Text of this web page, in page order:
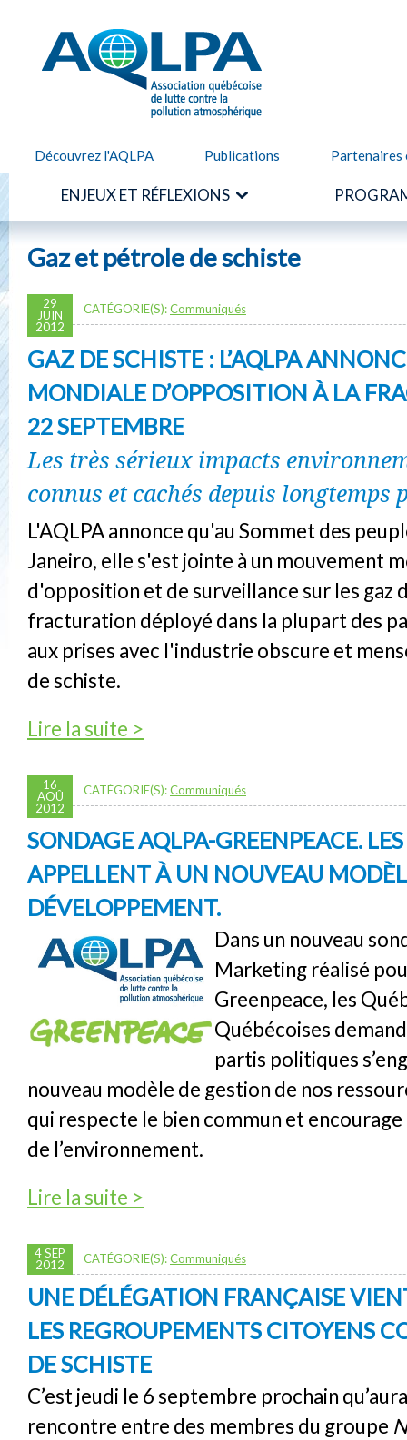
AQLPA
Découvrez l'AQLPA Publications Partenaires
ENJEUX ET RÉFLEXIONS
Gaz et pétrole de schiste
29
JUIN
2012
CATÉGORIE(S):Communiqués
GAZ DE SCHISTE : L’AQLPA
MONDIALE D’OPPOSITION À LA
22 SEPTEMBRE
Les très sérieux impacts
connus et cachés depuis longtemps
L'AQLPA annonce qu'au Sommet des
Janeiro, elle s'est jointe à un mouvement
d'opposition et de surveillance sur les gaz
fracturation déployé dans la plupart des
aux prises avec l'industrie obscure et
de schiste.
Lire la suite >
16
AOÛ
2012
CATÉGORIE(S):Communiqués
SONDAGE AQLPA-GREENPEACE.
APPELLENT À UN NOUVEAU
DÉVELOPPEMENT.
Dans un nouveau
Marketing réalisé
Greenpeace, les
Québécoises
partis politiques
nouveau modèle de gestion de nos
qui respecte le bien commun et
de l’environnement.
Lire la suite >
4 SEP
2012
CATÉGORIE(S):Communiqués
UNE DÉLÉGATION FRANÇAISE
LES REGROUPEMENTS CITOYENS
DE SCHISTE
C’est jeudi le 6 septembre prochain
rencontre entre des membres du groupe